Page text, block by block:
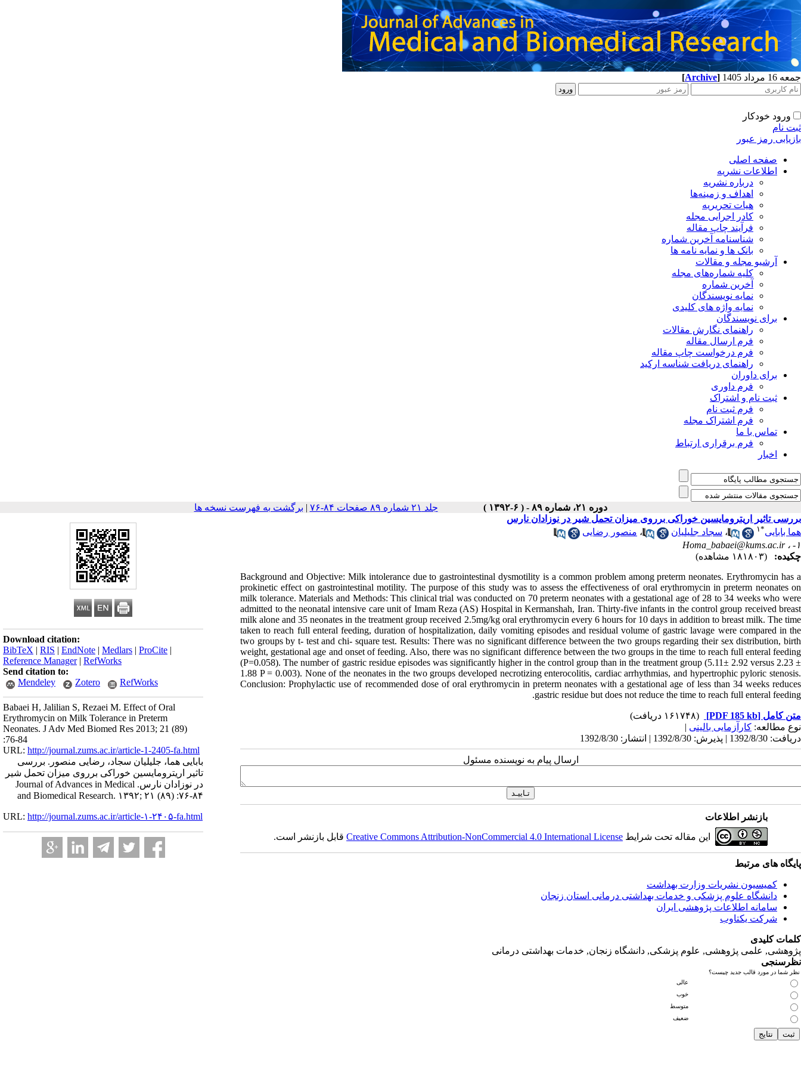
جمعه 16 مرداد 1405 [Archive]
ورود خودکار
ثبت نام
بازیابی رمز عبور
صفحه اصلی
اطلاعات نشریه
درباره نشریه
اهداف و زمینه‌ها
هیات تحریریه
کادر اجرایی مجله
فرآیند چاپ مقاله
شناسنامه آخرین شماره
بانک ها و نمایه نامه ها
آرشیو مجله و مقالات
کلیه شماره‌های مجله
آخرین شماره
نمایه نویسندگان
نمایه واژه های کلیدی
برای نویسندگان
راهنمای نگارش مقالات
فرم ارسال مقاله
فرم درخواست چاپ مقاله
راهنمای دریافت شناسه ارکید
برای داوران
فرم داوری
ثبت نام و اشتراک
فرم ثبت نام
فرم اشتراک مجله
تماس با ما
فرم برقراری ارتباط
اخبار
دوره ۲۱، شماره ۸۹ - ( ۶-۱۳۹۲ ) جلد ۲۱ شماره ۸۹ صفحات ۸۴-۷۶ | برگشت به فهرست نسخه ها
Download citation:
BibTeX | RIS | EndNote | Medlars | ProCite |
Reference Manager| RefWorks
Send citation to:
Mendeley
Zotero RefWorks
Babaei H, Jalilian S, Rezaei M. Effect of Oral
Erythromycin on Milk Tolerance in Preterm
Neonates. J Adv Med Biomed Res 2013; 21 (89)
:76-84
URL: http://journal.zums.ac.ir/article-1-2405-fa.html
بابایی هما، جلیلیان سجاد، رضایی منصور. بررسی
تاثیر اریترومایسین خوراکی برروی میزان تحمل شیر
در نوزادان نارس. Journal of Advances in Medical
and Biomedical Research. ۱۳۹۲; ۲۱ (۸۹) :۷۶-۸۴
URL: http://journal.zums.ac.ir/article-۱-۲۴۰۵-fa.html
بررسی تاثیر اریترومایسین خوراکی برروی میزان تحمل شیر در نوزادان نارس
هما بابایی*۱ ، سجاد جلیلیان ، منصور رضایی
۱- ،
Homa_babaei@kums.ac.ir
چکیده:
(۱۸۱۸۰۳ مشاهده)
Background and Objective: Milk intolerance due to gastrointestinal dysmotility is a common problem among preterm neonates. Erythromycin has a
prokinetic effect on gastrointestinal motility. The purpose of this study was to assess the effectiveness of oral erythromycin in preterm neonates on
milk tolerance. Materials and Methods: This clinical trial was conducted on 70 preterm neonates with a gestational age of 28 to 34 weeks who were
admitted to the neonatal intensive care unit of Imam Reza (AS) Hospital in Kermanshah, Iran. Thirty-five infants in the control group received breast
milk alone and 35 neonates in the treatment group received 2.5mg/kg oral erythromycin every 6 hours for 10 days in addition to breast milk. The time
taken to reach full enteral feeding, duration of hospitalization, daily vomiting episodes and residual volume of gastric lavage were compared in the
two groups by t- test and chi- square test. Results: There was no significant difference between the two groups regarding their sex distribution, birth
weight, gestational age and onset of feeding. Also, there was no significant difference between the two groups in the time to reach full enteral feeding
(P=0.058). The number of gastric residue episodes was significantly higher in the control group than in the treatment group (5.11± 2.92 versus 2.23 ±
1.88 P = 0.003). None of the neonates in the two groups developed necrotizing enterocolitis, cardiac arrhythmias, and hypertrophic pyloric stenosis.
Conclusion: Prophylactic use of recommended dose of oral erythromycin in preterm neonates with a gestational age of less than 34 weeks reduces
gastric residue but does not reduce the time to reach full enteral feeding.
متن کامل [PDF 185 kb]
(۱۶۱۷۴۸ دریافت)
نوع مطالعه: کارآزمایی بالینی |
دریافت: 1392/8/30 | پذیرش: 1392/8/30 | انتشار: 1392/8/30
ارسال پیام به نویسنده مسئول
بازنشر اطلاعات
این مقاله تحت شرایط Creative Commons Attribution-NonCommercial 4.0 International Licenseقابل بازنشر است.
پایگاه های مرتبط
کمیسیون نشریات وزارت بهداشت
دانشگاه‌ علوم‌ پزشکی‌ و خدمات‌ بهداشتی‌ درمانی‌ استان‌ زنجان
سامانه اطلاعات پژوهشی ایران
شرکت یکتاوب
کلمات کلیدی
پژوهشی, علمی پژوهشی, علوم‌ پزشکی‌, دانشگاه زنجان, خدمات‌ بهداشتی‌ درمانی‌
نظرسنجی
نظر شما در مورد قالب جدید چیست؟
عالی
خوب
متوسط
ضعیف